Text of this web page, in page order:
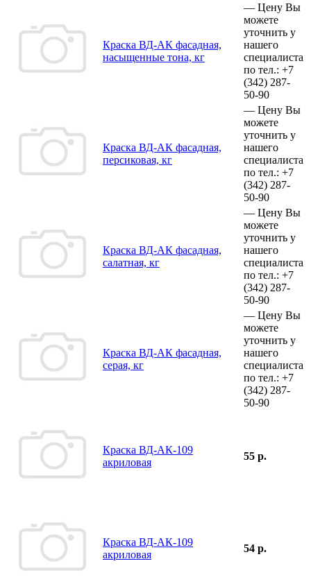
Краска ВД-АК фасадная,
насыщенные тона, кг
— Цену Вы
можете
уточнить у
нашего
специалиста
по тел.: +7
(342) 287-
50-90
Краска ВД-АК фасадная,
персиковая, кг
— Цену Вы
можете
уточнить у
нашего
специалиста
по тел.: +7
(342) 287-
50-90
Краска ВД-АК фасадная,
салатная, кг
— Цену Вы
можете
уточнить у
нашего
специалиста
по тел.: +7
(342) 287-
50-90
Краска ВД-АК фасадная,
серая, кг
— Цену Вы
можете
уточнить у
нашего
специалиста
по тел.: +7
(342) 287-
50-90
Краска ВД-АК-109
акриловая
55 р.
Краска ВД-АК-109
акриловая
54 р.